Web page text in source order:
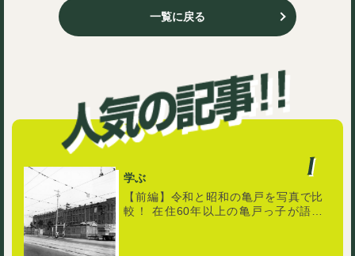
一覧に戻る
学ぶ
【前編】令和と昭和の亀戸を写真で比
較！ 在住60年以上の亀戸っ子が語る